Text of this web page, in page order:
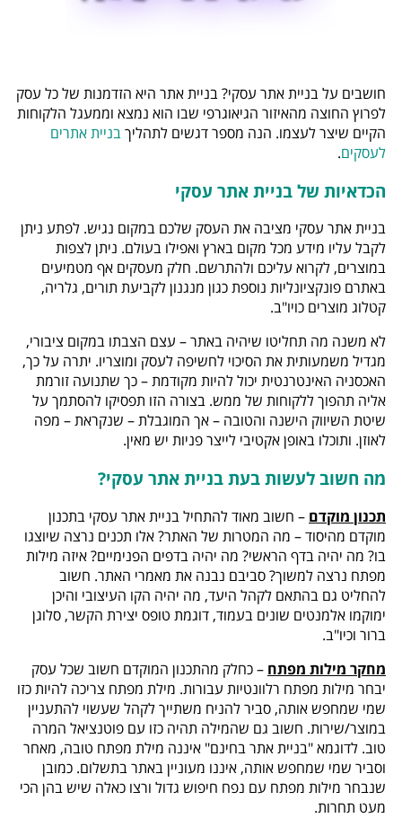
חושבים על בניית אתר עסקי? בניית אתר היא הזדמנות של כל עסק
לפרוץ החוצה מהאיזור הגיאוגרפי שבו הוא נמצא וממעגל הלקוחות
הקיים שיצר לעצמו. הנה מספר דגשים לתהליךבניית אתרים
לעסקים.
הכדאיות של בניית אתר עסקי
בניית אתר עסקי מציבה את העסק שלכם במקום נגיש. לפתע ניתן
לקבל עליו מידע מכל מקום בארץ ואפילו בעולם. ניתן לצפות
במוצרים, לקרוא עליכם ולהתרשם. חלק מעסקים אף מטמיעים
באתרם פונקציונליות נוספת כגון מנגנון לקביעת תורים, גלריה,
קטלוג מוצרים כויו"ב.
לא משנה מה תחליטו שיהיה באתר – עצם הצבתו במקום ציבורי,
מגדיל משמעותית את הסיכוי לחשיפה לעסק ומוצריו. יתרה על כך,
האכסניה האינטרנטית יכול להיות מקודמת – כך שתנועה זורמת
אליה תהפוך ללקוחות של ממש. בצורה הזו תפסיקו להסתמך על
שיטת השיווק הישנה והטובה – אך המוגבלת – שנקראת – מפה
לאוזן. ותוכלו באופן אקטיבי לייצר פניות יש מאין.
מה חשוב לעשות בעת בניית אתר עסקי?
תכנון מוקדם – חשוב מאוד להתחיל בניית אתר עסקי בתכנון
מוקדם מהיסוד – מה המטרות של האתר? אלו תכנים נרצה שיוצגו
בו? מה יהיה בדף הראשי? מה יהיה בדפים הפנימיים? איזה מילות
מפתח נרצה למשוך? סביבם נבנה את מאמרי האתר. חשוב
להחליט גם בהתאם לקהל היעד, מה יהיה הקו העיצובי והיכן
ימוקמו אלמנטים שונים בעמוד, דוגמת טופס יצירת הקשר, סלוגן
ברור וכיו"ב.
מחקר מילות מפתח – כחלק מהתכנון המוקדם חשוב שכל עסק
יבחר מילות מפתח רלוונטיות עבורות. מילת מפתח צריכה להיות כזו
שמי שמחפש אותה, סביר להניח משתייך לקהל שעשוי להתעניין
במוצר/שירות. חשוב גם שהמילה תהיה כזו עם פוטנציאל המרה
טוב. לדוגמא "בניית אתר בחינם" איננה מילת מפתח טובה, מאחר
וסביר שמי שמחפש אותה, איננו מעוניין באתר בתשלום. כמובן
שנבחר מילות מפתח עם נפח חיפוש גדול ורצו כאלה שיש בהן הכי
מעט תחרות.